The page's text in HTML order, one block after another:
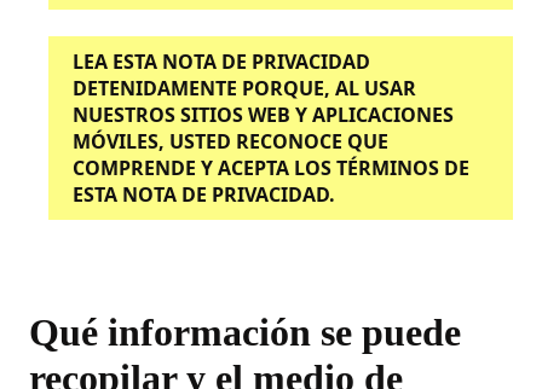
LEA ESTA NOTA DE PRIVACIDAD
DETENIDAMENTE PORQUE, AL USAR
NUESTROS SITIOS WEB Y APLICACIONES
MÓVILES, USTED RECONOCE QUE
COMPRENDE Y ACEPTA LOS TÉRMINOS DE
ESTA NOTA DE PRIVACIDAD.
Qué información se puede
recopilar y el medio de